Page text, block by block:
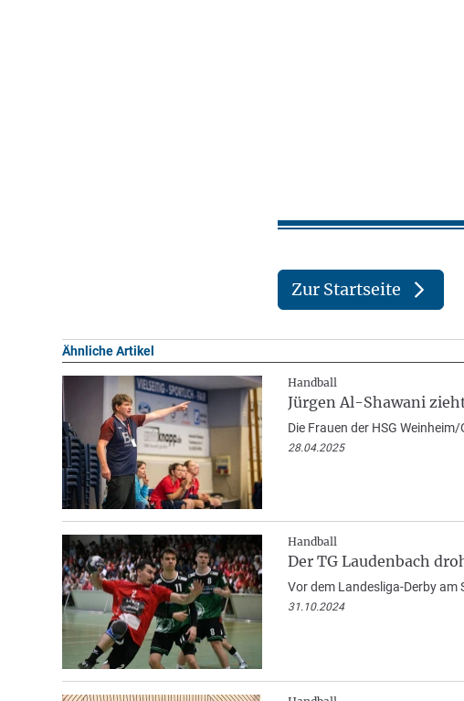
Zur Startseite
Ähnliche Artikel
Handball
Jürgen Al-Shawani
Die Frauen der HSG
28.04.2025
Handball
Der TG Laudenbach
Vor dem Landesliga-Derby am
31.10.2024